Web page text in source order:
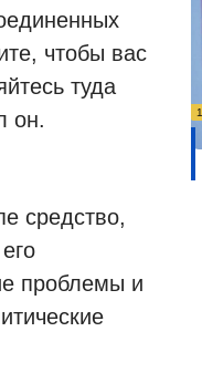
чтобы вас
туда
он.
средство,
проблемы и